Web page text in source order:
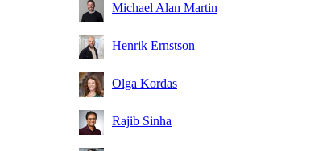
Michael Alan Martin
Henrik Ernstson
Olga Kordas
Rajib Sinha